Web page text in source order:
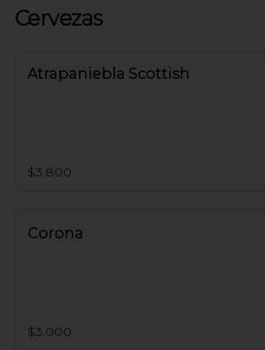
Cervezas
Atrapaniebla Scottish
$3.800
Corona
$3.000